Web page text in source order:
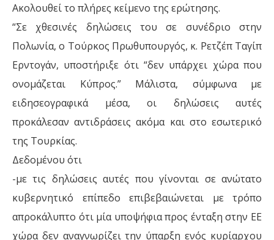
Ακολουθεί το πλήρες κείμενο της ερώτησης.
“Σε χθεσινές δηλώσεις του σε συνέδριο στην
Πολωνία, ο Τούρκος Πρωθυπουργός, κ. Ρετζέπ Ταγίπ
Ερντογάν, υποστήριξε ότι “δεν υπάρχει χώρα που
ονομάζεται Κύπρος.” Μάλιστα, σύμφωνα με
ειδησεογραφικά μέσα, οι δηλώσεις αυτές
προκάλεσαν αντιδράσεις ακόμα και στο εσωτερικό
της Τουρκίας.
Δεδομένου ότι
-με τις δηλώσεις αυτές που γίνονται σε ανώτατο
κυβερνητικό επίπεδο επιβεβαιώνεται με τρόπο
απροκάλυπτο ότι μία υποψήφια προς ένταξη στην ΕΕ
χώρα δεν αναγνωρίζει την ύπαρξη ενός κυρίαρχου